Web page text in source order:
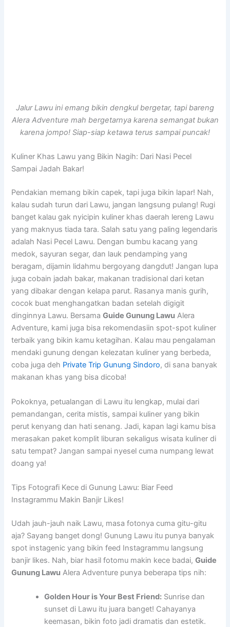
Jalur Lawu ini emang bikin dengkul bergetar, tapi bareng
Alera Adventure mah bergetarnya karena semangat bukan
karena jompo! Siap-siap ketawa terus sampai puncak!
Kuliner Khas Lawu yang Bikin Nagih: Dari Nasi Pecel
Sampai Jadah Bakar!
Pendakian memang bikin capek, tapi juga bikin lapar! Nah,
kalau sudah turun dari Lawu, jangan langsung pulang! Rugi
banget kalau gak nyicipin kuliner khas daerah lereng Lawu
yang maknyus tiada tara. Salah satu yang paling legendaris
adalah Nasi Pecel Lawu. Dengan bumbu kacang yang
medok, sayuran segar, dan lauk pendamping yang
beragam, dijamin lidahmu bergoyang dangdut! Jangan lupa
juga cobain jadah bakar, makanan tradisional dari ketan
yang dibakar dengan kelapa parut. Rasanya manis gurih,
cocok buat menghangatkan badan setelah digigit
dinginnya Lawu. BersamaGuide Gunung Lawu Alera
Adventure, kami juga bisa rekomendasiin spot-spot kuliner
terbaik yang bikin kamu ketagihan. Kalau mau pengalaman
mendaki gunung dengan kelezatan kuliner yang berbeda,
coba juga deh Private Trip Gunung Sindoro, di sana banyak
makanan khas yang bisa dicoba!
Pokoknya, petualangan di Lawu itu lengkap, mulai dari
pemandangan, cerita mistis, sampai kuliner yang bikin
perut kenyang dan hati senang. Jadi, kapan lagi kamu bisa
merasakan paket komplit liburan sekaligus wisata kuliner di
satu tempat? Jangan sampai nyesel cuma numpang lewat
doang ya!
Tips Fotografi Kece di Gunung Lawu: Biar Feed
Instagrammu Makin Banjir Likes!
Udah jauh-jauh naik Lawu, masa fotonya cuma gitu-gitu
aja? Sayang banget dong! Gunung Lawu itu punya banyak
spot instagenic yang bikin feed Instagrammu langsung
banjir likes. Nah, biar hasil fotomu makin kece badai,Guide
Gunung Lawu Alera Adventure punya beberapa tips nih:
Golden Hour is Your Best Friend: Sunrise dan
sunset di Lawu itu juara banget! Cahayanya
keemasan, bikin foto jadi dramatis dan estetik.